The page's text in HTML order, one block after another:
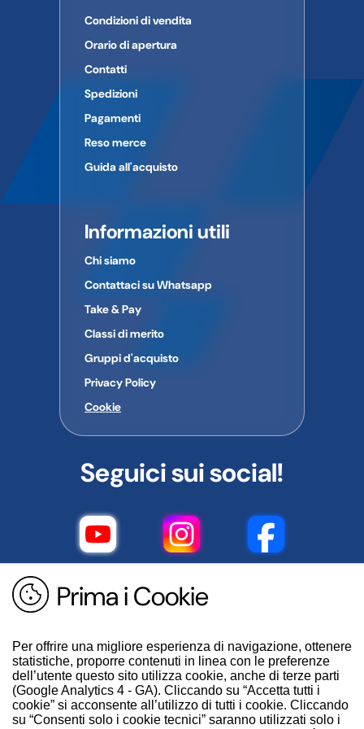
Prima i Cookie
Per offrire una migliore esperienza di navigazione, ottenere
statistiche, proporre contenuti in linea con le preferenze
dell’utente questo sito utilizza cookie, anche di terze parti
(Google Analytics 4 - GA). Cliccando su “Accetta tutti i
cookie” si acconsente all’utilizzo di tutti i cookie. Cliccando
su “Consenti solo i cookie tecnici” saranno utilizzati solo i
Condizioni di vendita
Orario di apertura
Contatti
Spedizioni
Pagamenti
Reso merce
Guida all'acquisto
Informazioni utili
Chi siamo
Contattaci su Whatsapp
Take & Pay
Classi di merito
Gruppi d'acquisto
Privacy Policy
Cookie
Seguici sui social!